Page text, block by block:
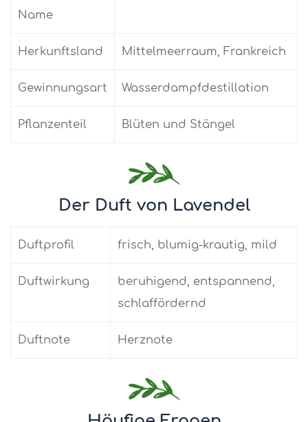
Name
Herkunftsland Mittelmeerraum, Frankreich
Gewinnungsart Wasserdampfdestillation
Pflanzenteil Blüten und Stängel
Der Duft von Lavendel
Duftprofil frisch, blumig-krautig, mild
Duftwirkung
beruhigend, entspannend,
schlaffördernd
Duftnote Herznote